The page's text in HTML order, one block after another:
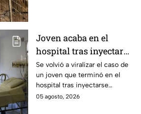
Joven acaba en el
hospital tras inyectarse
mercurio; quería ser
como Wolverine
Se volvió a viralizar el caso de
un joven que terminó en el
hospital tras inyectarse
mercurio, pues quería
05 agosto, 2026